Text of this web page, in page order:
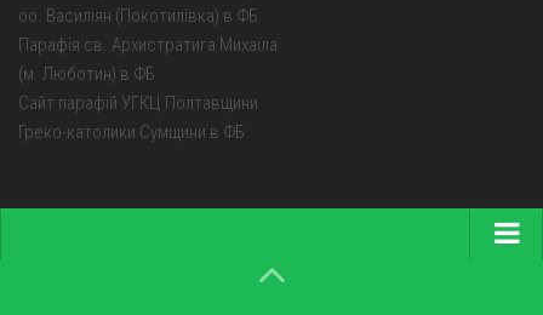
оо. Василіян (Покотилівка) в ФБ
Парафія св. Архистратига Михаїла
(м. Люботин) в ФБ
Сайт парафій УГКЦ Полтавщини
Греко-католики Сумщини в ФБ